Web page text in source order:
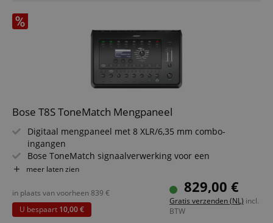
Bose T8S ToneMatch Mengpaneel
Digitaal mengpaneel met 8 XLR/6,35 mm combo-
ingangen
Bose ToneMatch signaalverwerking voor een
natuurgetrouwe weergave
Snel aan te leren bedieningselementen
Tap-tempo-delay & geïntegreerde tuner
Vier hoogwaardige audio-voorversterkers met XLR-
comboaansluitingen
meer laten zien
829,00 €
Gratis verzenden (NL) incl.
BTW
in plaats van voorheen839 €
U bespaart 10,00 €